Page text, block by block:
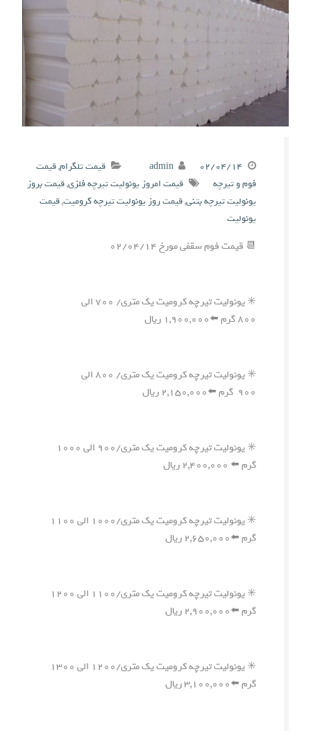
۰۲/۰۴/۱۴ admin قیمت تلگرام,قیمت
فوم و تیرچه
قیمت امروز یونولیت تیرچه فلزی,قیمت بروز
یونولیت تیرچه بتنی,قیمت روز یونولیت تیرچه کرومیت,قیمت
یونولیت
📆 قیمت فوم سقفی مورخ ۰۲/۰۴/۱۴
✳️ یونولیت تیرچه کرومیت یک متری/ ۷۰۰ الی
۸۰۰ گرم ⬅️۱,۹۰۰,۰۰۰ ریال
✳️ یونولیت تیرچه کرومیت یک متری/ ۸۰۰ الی
۹۰۰ گرم ⬅️۲,۱۵۰,۰۰۰ ریال
✳️ یونولیت تیرچه کرومیت یک متری/۹۰۰ الی ۱۰۰۰
گرم ⬅️ ۲,۴۰۰,۰۰۰ ریال
✳️ یونولیت تیرچه کرومیت یک متری/۱۰۰۰ الی ۱۱۰۰
گرم ⬅️۲,۶۵۰,۰۰۰ ریال
✳️ یونولیت تیرچه کرومیت یک متری/۱۱۰۰ الی ۱۲۰۰
گرم ⬅️۲,۹۰۰,۰۰۰ ریال
✳️ یونولیت تیرچه کرومیت یک متری/۱۲۰۰ الی ۱۳۰۰
گرم ⬅️۳,۱۰۰,۰۰۰ ریال